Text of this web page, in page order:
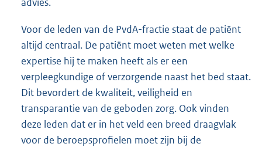
Voor de leden van de PvdA-fractie staat de patiënt
altijd centraal. De patiënt moet weten met welke
expertise hij te maken heeft als er een
verpleegkundige of verzorgende naast het bed staat.
Dit bevordert de kwaliteit, veiligheid en
transparantie van de geboden zorg. Ook vinden
deze leden dat er in het veld een breed draagvlak
voor de beroepsprofielen moet zijn bij de